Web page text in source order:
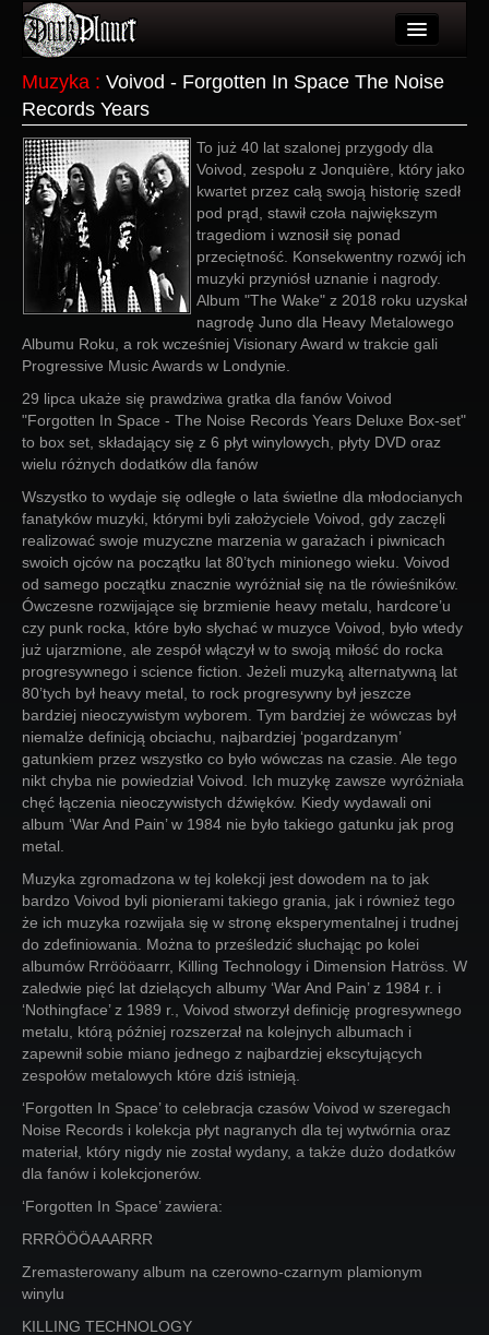
Użytkownicy
Wydarzenia
Galeria
Forum
Więcej
Muzyka : Voivod - Forgotten In Space The Noise
Records Years
To już 40 lat szalonej przygody dla
Voivod, zespołu z Jonquière, który jako
kwartet przez całą swoją historię szedł
pod prąd, stawił czoła największym
tragediom i wznosił się ponad
przeciętność. Konsekwentny rozwój ich
muzyki przyniósł uznanie i nagrody.
Album "The Wake" z 2018 roku uzyskał
nagrodę Juno dla Heavy Metalowego
Albumu Roku, a rok wcześniej Visionary Award w trakcie gali
Progressive Music Awards w Londynie.
29 lipca ukaże się prawdziwa gratka dla fanów Voivod
"Forgotten In Space - The Noise Records Years Deluxe Box-set"
to box set, składający się z 6 płyt winylowych, płyty DVD oraz
wielu różnych dodatków dla fanów
Wszystko to wydaje się odległe o lata świetlne dla młodocianych
fanatyków muzyki, którymi byli założyciele Voivod, gdy zaczęli
realizować swoje muzyczne marzenia w garażach i piwnicach
swoich ojców na początku lat 80’tych minionego wieku. Voivod
od samego początku znacznie wyróżniał się na tle rówieśników.
Ówczesne rozwijające się brzmienie heavy metalu, hardcore’u
czy punk rocka, które było słychać w muzyce Voivod, było wtedy
już ujarzmione, ale zespół włączył w to swoją miłość do rocka
progresywnego i science fiction. Jeżeli muzyką alternatywną lat
80’tych był heavy metal, to rock progresywny był jeszcze
bardziej nieoczywistym wyborem. Tym bardziej że wówczas był
niemalże definicją obciachu, najbardziej ‘pogardzanym’
gatunkiem przez wszystko co było wówczas na czasie. Ale tego
nikt chyba nie powiedział Voivod. Ich muzykę zawsze wyróżniała
chęć łączenia nieoczywistych dźwięków. Kiedy wydawali oni
album ‘War And Pain’ w 1984 nie było takiego gatunku jak prog
metal.
Muzyka zgromadzona w tej kolekcji jest dowodem na to jak
bardzo Voivod byli pionierami takiego grania, jak i również tego
że ich muzyka rozwijała się w stronę eksperymentalnej i trudnej
do zdefiniowania. Można to prześledzić słuchając po kolei
albumów Rrröööaarrr, Killing Technology i Dimension Hatröss. W
zaledwie pięć lat dzielących albumy ‘War And Pain’ z 1984 r. i
‘Nothingface’ z 1989 r., Voivod stworzył definicję progresywnego
metalu, którą później rozszerzał na kolejnych albumach i
zapewnił sobie miano jednego z najbardziej ekscytujących
zespołów metalowych które dziś istnieją.
‘Forgotten In Space’ to celebracja czasów Voivod w szeregach
Noise Records i kolekcja płyt nagranych dla tej wytwórnia oraz
materiał, który nigdy nie został wydany, a także dużo dodatków
dla fanów i kolekcjonerów.
‘Forgotten In Space’ zawiera:
RRRÖÖÖAAARRR
Zremasterowany album na czerowno-czarnym plamionym
winylu
KILLING TECHNOLOGY